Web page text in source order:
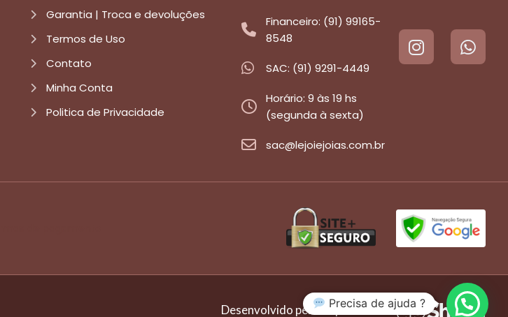
Garantia | Troca e devoluções
Termos de Uso
Contato
Minha Conta
Politica de Privacidade
Financeiro: (91) 99165-
8548
SAC: (91) 9291-4449
Horário: 9 às 19 hs
(segunda à sexta)
sac@lejoiejoias.com.br
Desenvolvido pela empresaPrecisa de ajuda ?